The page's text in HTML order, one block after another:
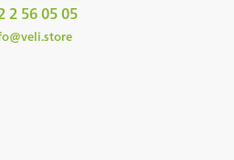
2 56 05 05